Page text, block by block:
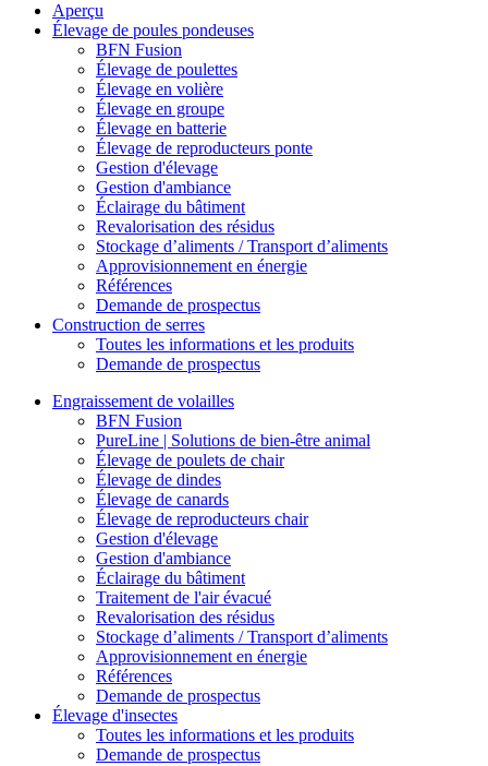
Aperçu
Élevage de poules pondeuses
BFN Fusion
Élevage de poulettes
Élevage en volière
Élevage en groupe
Élevage en batterie
Élevage de reproducteurs ponte
Gestion d'élevage
Gestion d'ambiance
Éclairage du bâtiment
Revalorisation des résidus
Stockage d’aliments / Transport d’aliments
Approvisionnement en énergie
Références
Demande de prospectus
Construction de serres
Toutes les informations et les produits
Demande de prospectus
Engraissement de volailles
BFN Fusion
PureLine | Solutions de bien-être animal
Élevage de poulets de chair
Élevage de dindes
Élevage de canards
Élevage de reproducteurs chair
Gestion d'élevage
Gestion d'ambiance
Éclairage du bâtiment
Traitement de l'air évacué
Revalorisation des résidus
Stockage d’aliments / Transport d’aliments
Approvisionnement en énergie
Références
Demande de prospectus
Élevage d'insectes
Toutes les informations et les produits
Demande de prospectus